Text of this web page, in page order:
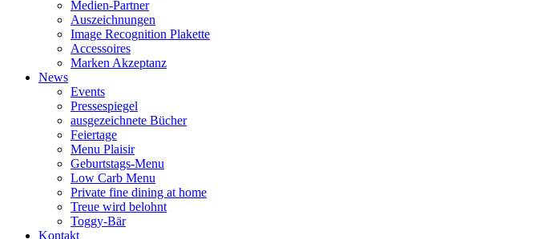
Medien-Partner
Auszeichnungen
Image Recognition Plakette
Accessoires
Marken Akzeptanz
News
Events
Pressespiegel
ausgezeichnete Bücher
Feiertage
Menu Plaisir
Geburtstags-Menu
Low Carb Menu
Private fine dining at home
Treue wird belohnt
Toggy-Bär
Kontakt